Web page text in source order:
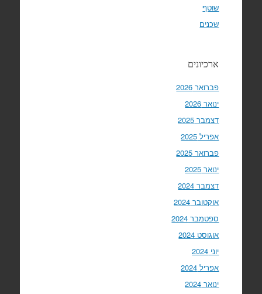
שוטף
שכנים
ארכיונים
פברואר 2026
ינואר 2026
דצמבר 2025
אפריל 2025
פברואר 2025
ינואר 2025
דצמבר 2024
אוקטובר 2024
ספטמבר 2024
אוגוסט 2024
יוני 2024
אפריל 2024
ינואר 2024